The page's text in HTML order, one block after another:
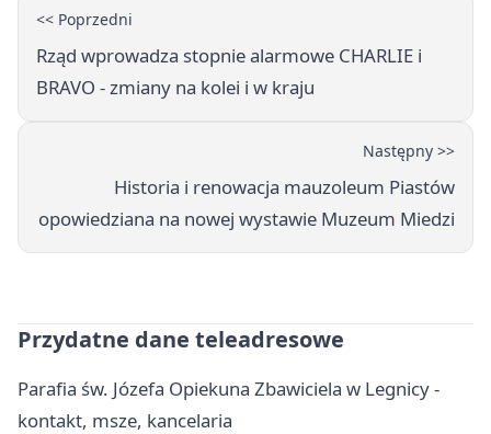
<< Poprzedni
Rząd wprowadza stopnie alarmowe CHARLIE i
BRAVO - zmiany na kolei i w kraju
Następny >>
Historia i renowacja mauzoleum Piastów
opowiedziana na nowej wystawie Muzeum Miedzi
Przydatne dane teleadresowe
Parafia św. Józefa Opiekuna Zbawiciela w Legnicy -
kontakt, msze, kancelaria